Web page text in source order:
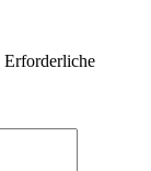
Erforderliche